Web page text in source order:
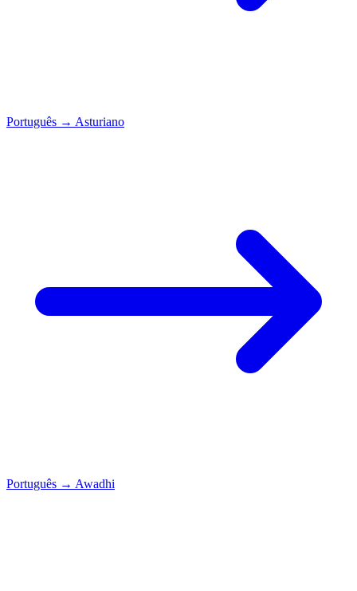
Português → Asturiano
Português → Awadhi